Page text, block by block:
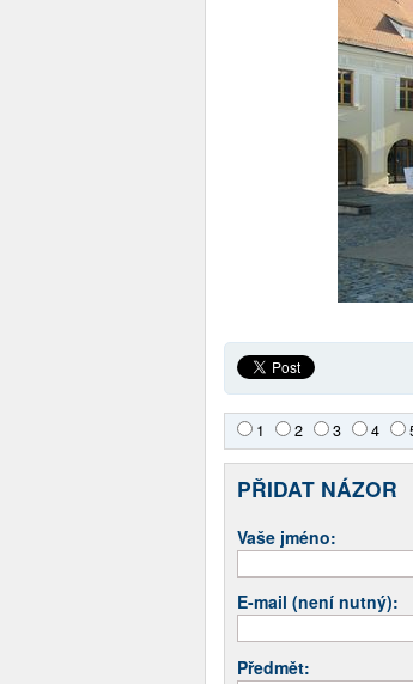
1 2 3 4
PŘIDAT NÁZOR
Vaše jméno:
E-mail (není nutný):
Předmět: